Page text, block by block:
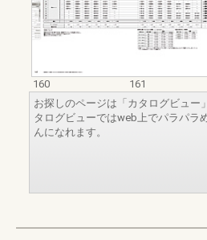
160
161
お探しのページは「カタログビュー
タログビューではweb上でパラパラ
んになれます。